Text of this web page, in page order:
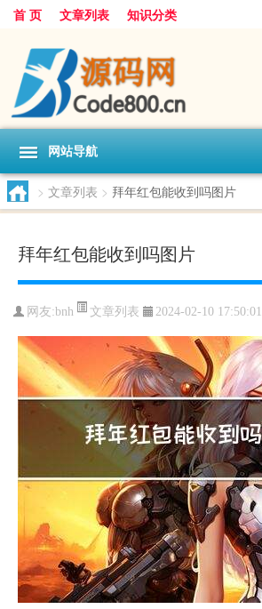
首 页 文章列表 知识分类
网站导航
> 文章列表 > 拜年红包能收到吗图片
拜年红包能收到吗图片
网友:bnh 文章列表 2024-02-10 17:50:01